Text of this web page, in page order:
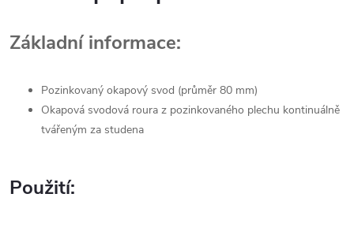
Základní informace:
Pozinkovaný okapový svod (průměr 80 mm)
Okapová svodová roura z pozinkovaného plechu kontinuálně
tvářeným za studena
Použití: